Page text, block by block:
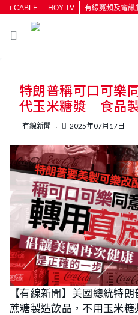
i-CABLE HOY TV 有線寬頻及電訊
按輸入鍵
特朗普稱可口可樂
代玉米糖漿 食品
有線新聞 2025年07月17日
【有線新聞】美國總統特
蔗糖製造飲品，不用玉米